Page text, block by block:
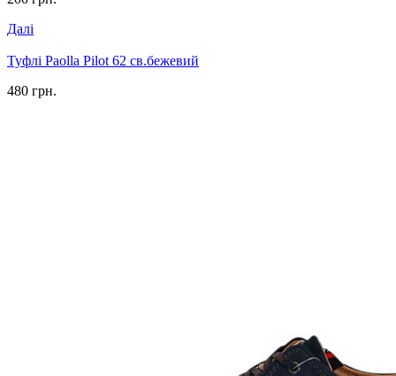
Далі
Туфлі Paolla Pilot 62 св.бежевий
480 грн.